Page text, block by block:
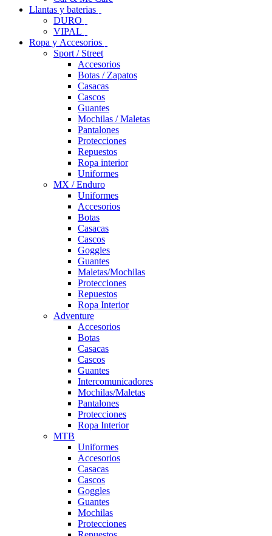
Llantas y baterias
DURO
VIPAL
Ropa y Accesorios
Sport / Street
Accesorios
Botas / Zapatos
Casacas
Cascos
Guantes
Mochilas / Maletas
Pantalones
Protecciones
Repuestos
Ropa interior
Uniformes
MX / Enduro
Uniformes
Accesorios
Botas
Casacas
Cascos
Goggles
Guantes
Maletas/Mochilas
Protecciones
Repuestos
Ropa Interior
Adventure
Accesorios
Botas
Casacas
Cascos
Guantes
Intercomunicadores
Mochilas/Maletas
Pantalones
Protecciones
Ropa Interior
MTB
Uniformes
Accesorios
Casacas
Cascos
Goggles
Guantes
Mochilas
Protecciones